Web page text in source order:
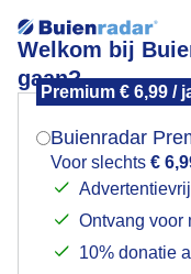
Welkom bij
gaan?
Premium € 6,99 /
Buienradar
Voor slechts €
Ontvang voor
10% donatie
Zon op het terras....
Mogen we je
Indien je hier
verschijnt er zo